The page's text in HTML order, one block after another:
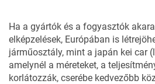
Ha a gyártók és a fogyasztók
elképzelések, Európában is
járműosztály, mint a japán kei car
amelynél a méreteket, a
korlátozzák, cserébe kedvezőbb